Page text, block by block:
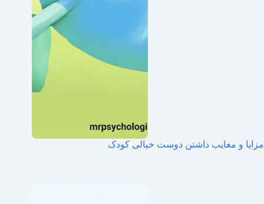
مزایا و معایب داشتن دوست خیالی کودک